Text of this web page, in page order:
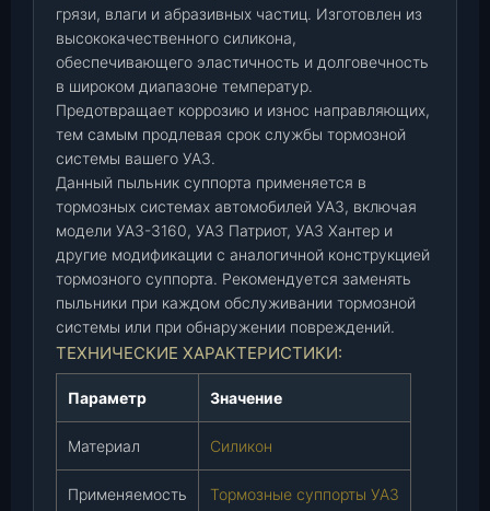
в
т
у
л
к
и
3
-
0
0
-
5
1
грязи, влаги и абразивных частиц. Изготовлен из
высококачественного силикона,
обеспечивающего эластичность и долговечность
в широком диапазоне температур.
Предотвращает коррозию и износ направляющих,
тем самым продлевая срок службы тормозной
системы вашего УАЗ.
Данный пыльник суппорта применяется в
тормозных системах автомобилей УАЗ, включая
модели УАЗ-3160, УАЗ Патриот, УАЗ Хантер и
другие модификации с аналогичной конструкцией
тормозного суппорта. Рекомендуется заменять
пыльники при каждом обслуживании тормозной
системы или при обнаружении повреждений.
ТЕХНИЧЕСКИЕ ХАРАКТЕРИСТИКИ:
Параметр Значение
Материал Силикон
Применяемость Тормозные суппорты УАЗ